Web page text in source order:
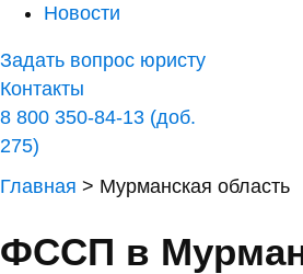
Новости
Задать вопрос юристу
Контакты
8 800 350-84-13 (доб.
275)
Главная > Мурманская область
ФССП в